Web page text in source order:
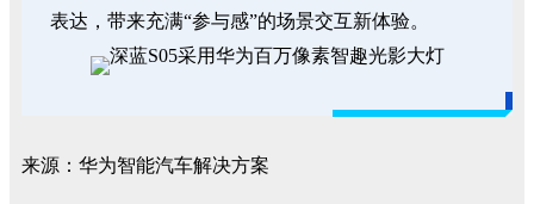
表达，带来充满“参与感”的场景交互新体验。
来源：华为智能汽车解决方案